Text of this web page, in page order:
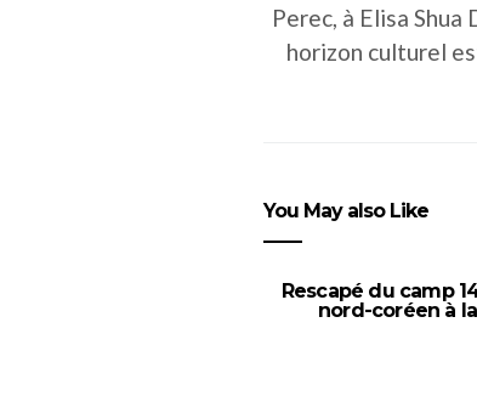
Perec, à Elisa
horizon culturel
You May also Like
Rescapé du camp
nord-coréen à